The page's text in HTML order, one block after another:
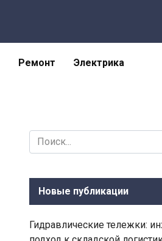
Ремонт Электрика
Search
for:
Новые публикации
Гидравлические тележки: